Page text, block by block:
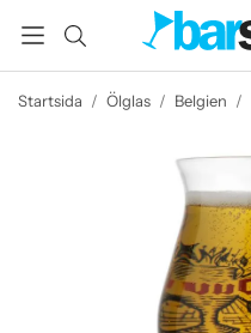
Startsida / Ölglas / Belgien /